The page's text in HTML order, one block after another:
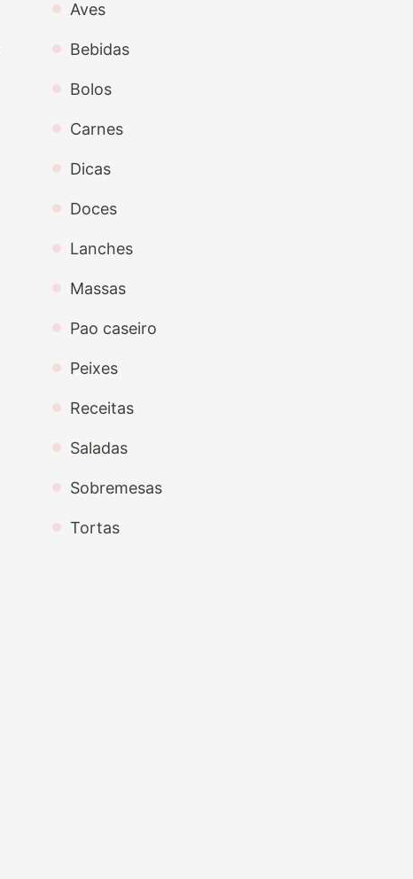
Aves
Bebidas
Bolos
Carnes
Dicas
Doces
Lanches
Massas
Pao caseiro
Peixes
Receitas
Saladas
Sobremesas
Tortas